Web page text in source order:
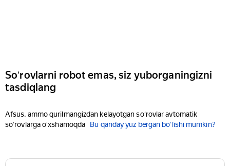
Soʻrovlarni robot emas, siz yuborganingizni
tasdiqlang
Afsus, ammo qurilmangizdan kelayotgan soʻrovlar avtomatik
soʻrovlarga oʻxshamoqda
Bu qanday yuz bergan boʻlishi mumkin?